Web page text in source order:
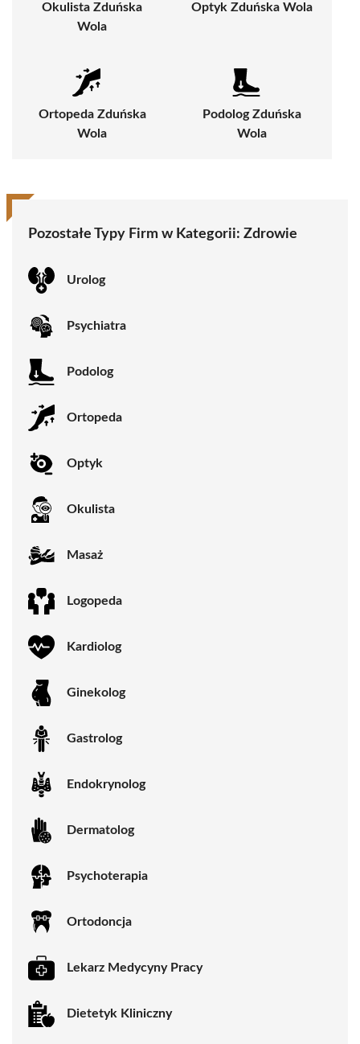
Okulista Zduńska
Wola
Optyk Zduńska Wola
Ortopeda Zduńska
Wola
Podolog Zduńska
Wola
Pozostałe Typy Firm w Kategorii: Zdrowie
Urolog
Psychiatra
Podolog
Ortopeda
Optyk
Okulista
Masaż
Logopeda
Kardiolog
Ginekolog
Gastrolog
Endokrynolog
Dermatolog
Psychoterapia
Ortodoncja
Lekarz Medycyny Pracy
Dietetyk Kliniczny